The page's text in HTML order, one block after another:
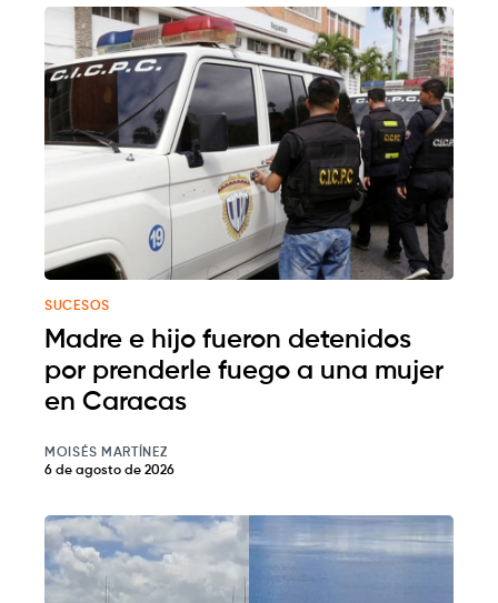
SUCESOS
Madre e hijo fueron detenidos
por prenderle fuego a una mujer
en Caracas
MOISÉS MARTÍNEZ
6 de agosto de 2026